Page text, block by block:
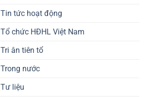
Tin tức hoạt động
Tổ chức HĐHL Việt Nam
Tri ân tiên tổ
Trong nước
Tư liệu